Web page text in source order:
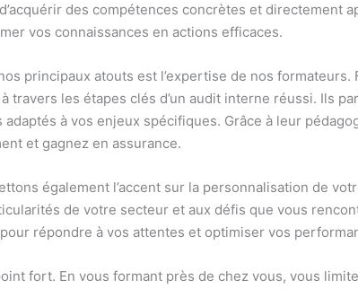
des compétences concrètes et directement
vos connaissances en actions efficaces.
nos principaux atouts est l’expertise de nos
travers les étapes clés d’un audit interne réussi. Ils
adaptés à vos enjeux spécifiques. Grâce à leur
et gagnez en assurance.
également l’accent sur la personnalisation de
de votre secteur et aux défis que vous
répondre à vos attentes et optimiser vos
fort. En vous formant près de chez vous, vous